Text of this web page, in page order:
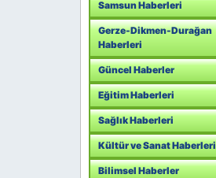
Samsun Haberleri
Gerze-Dikmen-Durağan
Haberleri
Güncel Haberler
Eğitim Haberleri
Sağlık Haberleri
Kültür ve Sanat Haberleri
Bilimsel Haberler